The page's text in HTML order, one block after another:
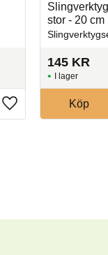
Lägg till i favoriter
stor - 20 cm
145KR
I lager
Köp